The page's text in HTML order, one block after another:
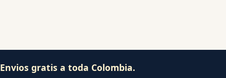
Envios gratis a toda Colombia.